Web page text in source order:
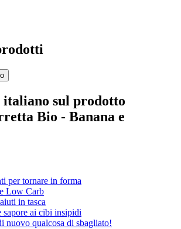
italiano sul prodotto
Bio - Banana e
per tornare in forma
Low Carb
in tasca
sapore ai cibi insipidi
nuovo qualcosa di sbagliato!